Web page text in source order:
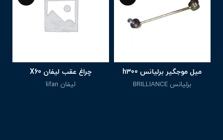
میل موجگیر برلیانس h300
برلیانس BRILLIANCE
چراغ عقب لیفان X60
لیفان lifan